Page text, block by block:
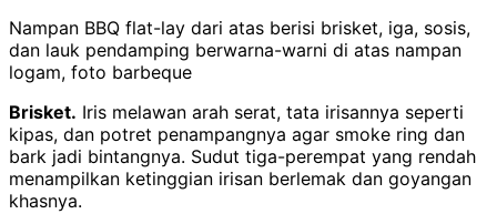
Nampan BBQ flat-lay dari atas berisi brisket, iga, sosis,
dan lauk pendamping berwarna-warni di atas nampan
logam, foto barbeque
Brisket. Iris melawan arah serat, tata irisannya seperti
kipas, dan potret penampangnya agar smoke ring dan
bark jadi bintangnya. Sudut tiga-perempat yang rendah
menampilkan ketinggian irisan berlemak dan goyangan
khasnya.